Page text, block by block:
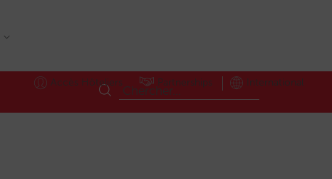
Accès Hôteliers Partnerships International